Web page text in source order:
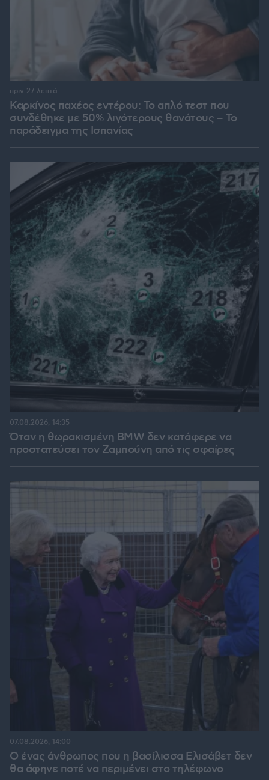
Καρκίνος παχέος εντέρου: Το απλό τεστ που
συνδέθηκε με 50% λιγότερους θανάτους – Το
παράδειγμα της Ισπανίας
πριν 27 λεπτά
Όταν η θωρακισμένη BMW δεν κατάφερε να
προστατεύσει τον Ζαμπούνη από τις σφαίρες
07.08.2026, 14:35
Ο ένας άνθρωπος που η βασίλισσα Ελισάβετ δεν
θα άφηνε ποτέ να περιμένει στο τηλέφωνο
07.08.2026, 14:00